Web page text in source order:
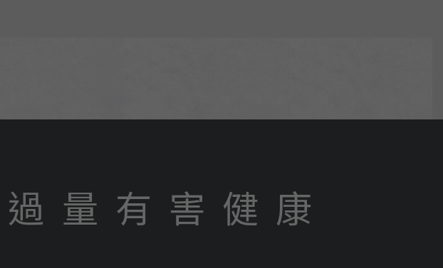
量 有 害 健 康
號
702023, Taiwan